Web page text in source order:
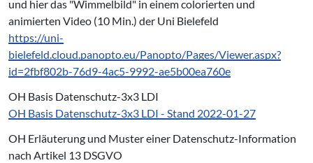
und hier das "Wimmelbild" in einem colorierten und
animierten Video (10 Min.) der Uni Bielefeld
https://uni-
bielefeld.cloud.panopto.eu/Panopto/Pages/Viewer.aspx?
id=2fbf802b-76d9-4ac5-9992-ae5b00ea760e
OH Basis Datenschutz-3x3 LDI
OH Basis Datenschutz-3x3 LDI - Stand 2022-01-27
OH Erläuterung und Muster einer Datenschutz-Information
nach Artikel 13 DSGVO